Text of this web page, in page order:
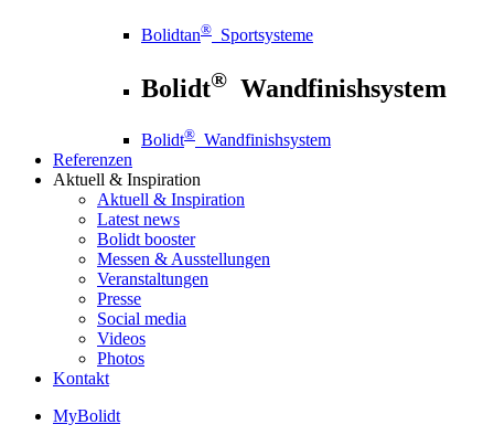
Bolidtan® Sportsysteme
Bolidt® Wandfinishsystem
Bolidt® Wandfinishsystem
Referenzen
Aktuell & Inspiration
Aktuell & Inspiration
Latest news
Bolidt booster
Messen & Ausstellungen
Veranstaltungen
Presse
Social media
Videos
Photos
Kontakt
MyBolidt